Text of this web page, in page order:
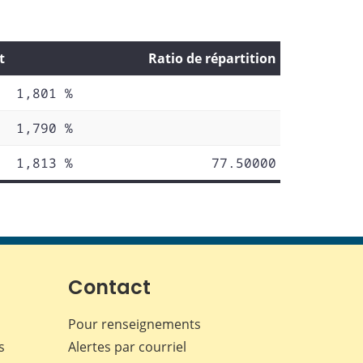
Ratio de répartition
1,801 %
1,790 %
1,813 % 77.50000
Contact
Pour renseignements
Alertes par courriel